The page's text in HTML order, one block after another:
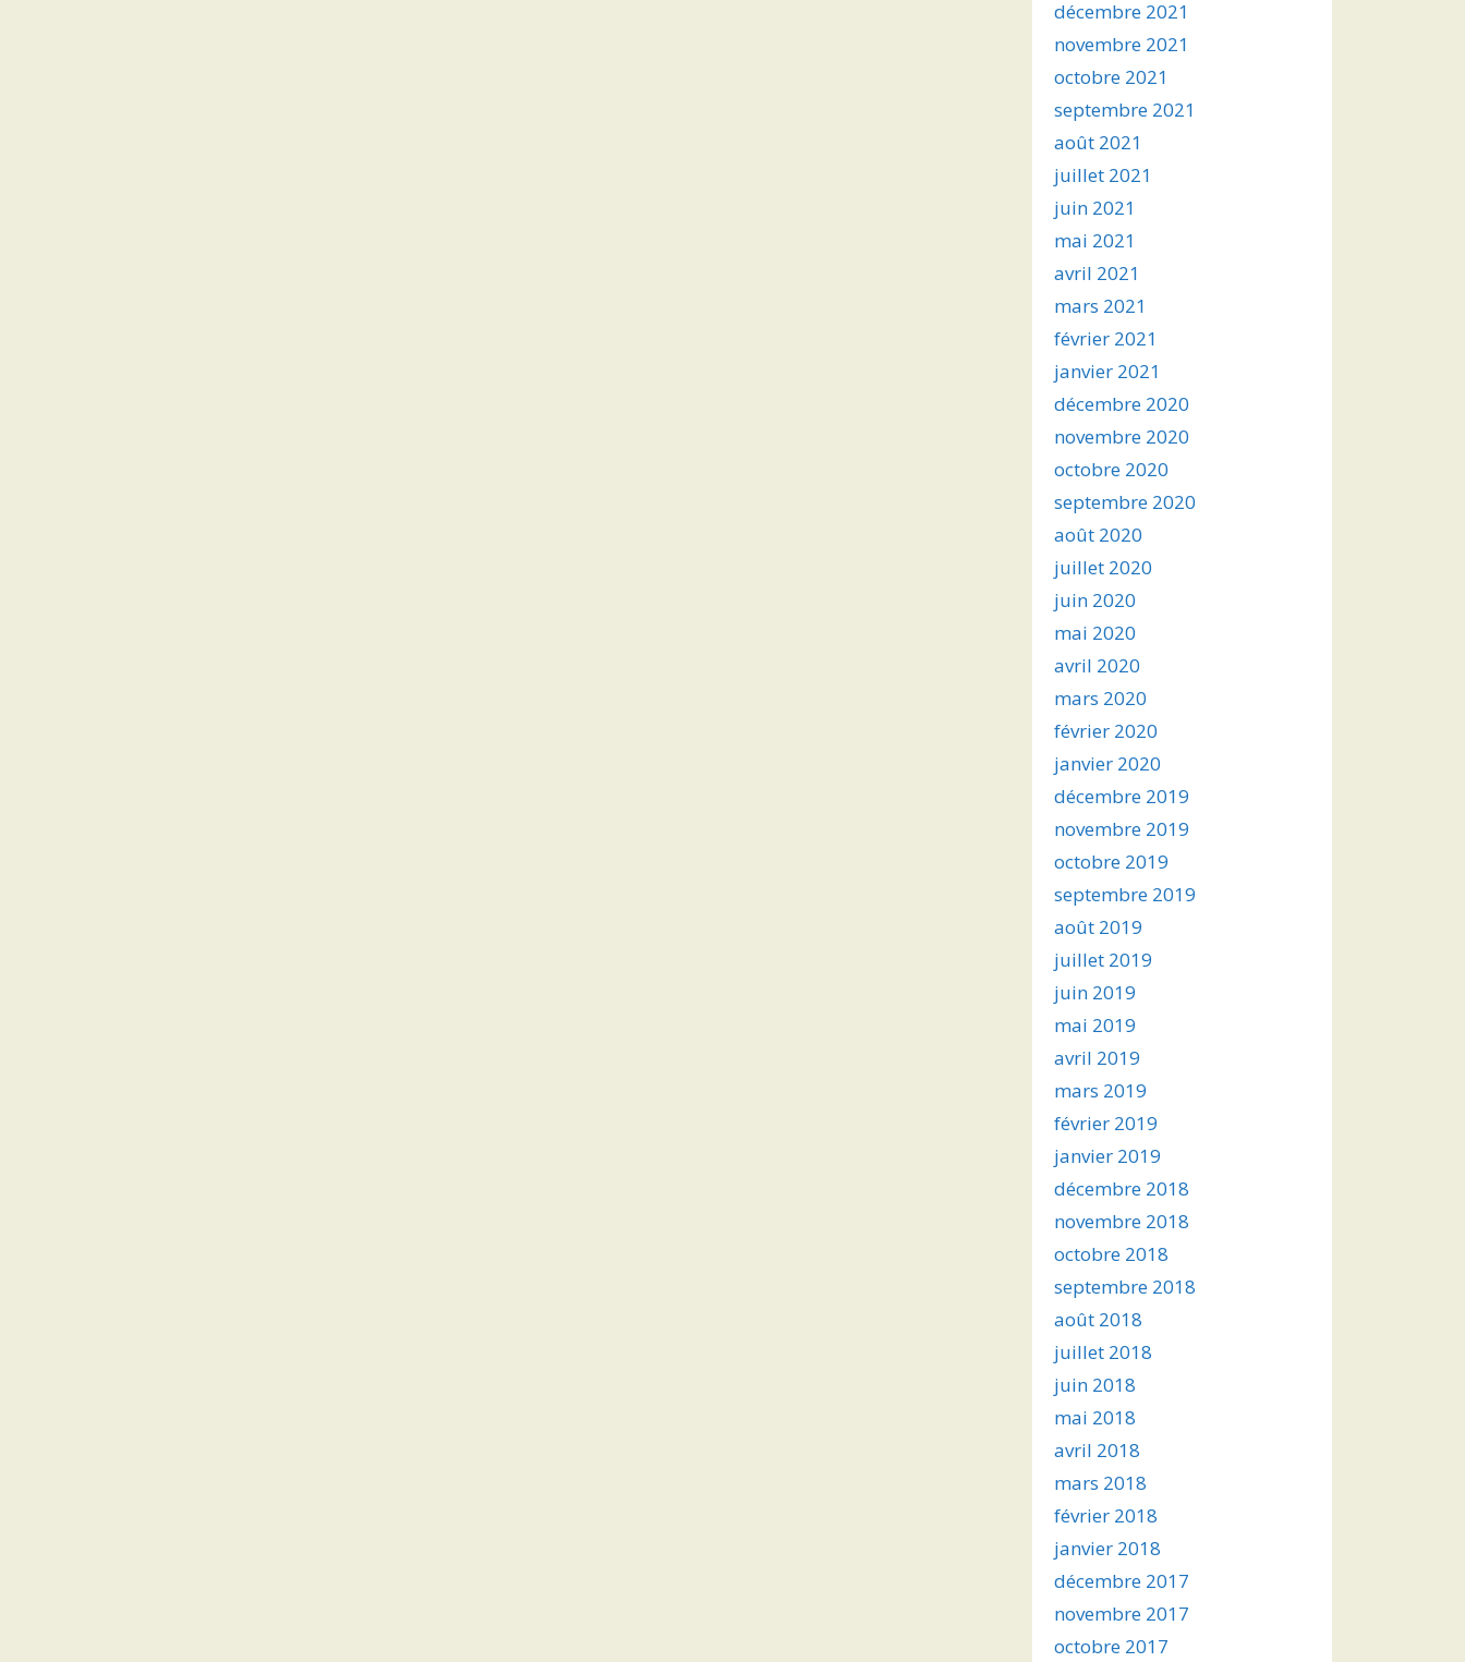
décembre 2021
novembre 2021
octobre 2021
septembre 2021
août 2021
juillet 2021
juin 2021
mai 2021
avril 2021
mars 2021
février 2021
janvier 2021
décembre 2020
novembre 2020
octobre 2020
septembre 2020
août 2020
juillet 2020
juin 2020
mai 2020
avril 2020
mars 2020
février 2020
janvier 2020
décembre 2019
novembre 2019
octobre 2019
septembre 2019
août 2019
juillet 2019
juin 2019
mai 2019
avril 2019
mars 2019
février 2019
janvier 2019
décembre 2018
novembre 2018
octobre 2018
septembre 2018
août 2018
juillet 2018
juin 2018
mai 2018
avril 2018
mars 2018
février 2018
janvier 2018
décembre 2017
novembre 2017
octobre 2017